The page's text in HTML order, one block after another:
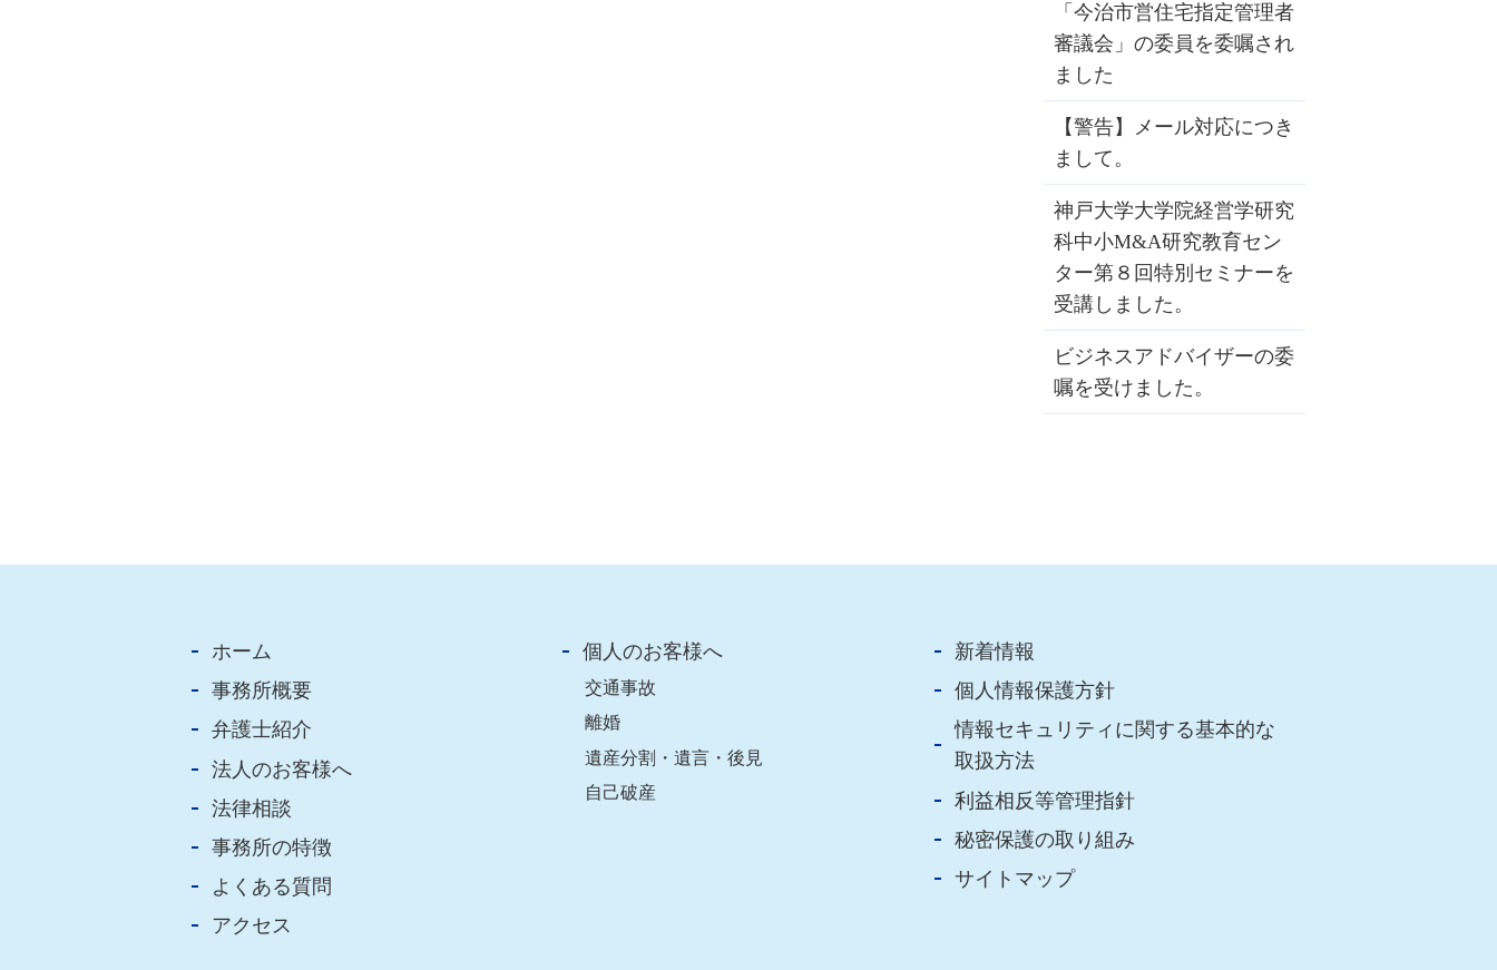
「今治市営住宅指定管理者
審議会」の委員を委嘱され
ました
【警告】メール対応につき
まして。
神戸大学大学院経営学研究
科中小M&A研究教育セン
ター第８回特別セミナーを
受講しました。
ビジネスアドバイザーの委
嘱を受けました。
ホーム
事務所概要
弁護士紹介
法人のお客様へ
法律相談
事務所の特徴
よくある質問
アクセス
個人のお客様へ
交通事故
離婚
遺産分割・遺言・後見
自己破産
新着情報
個人情報保護方針
情報セキュリティに関する基本的な
取扱方法
利益相反等管理指針
秘密保護の取り組み
サイトマップ